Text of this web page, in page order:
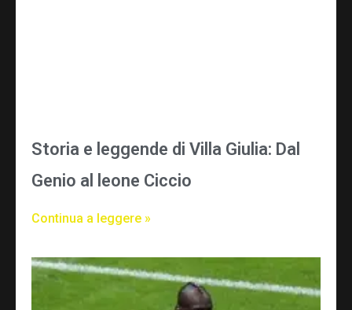
Storia e leggende di Villa Giulia: Dal
Genio al leone Ciccio
Continua a leggere »